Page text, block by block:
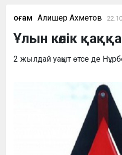
Қоғам Алишер Ахметов
Ұлын көлік
2 жылдай уақыт өтсе де